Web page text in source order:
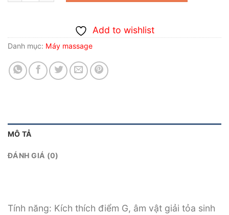
Add to wishlist
Danh mục: Máy massage
MÔ TẢ
ĐÁNH GIÁ (0)
Tính năng: Kích thích điểm G, âm vật giải tỏa sinh